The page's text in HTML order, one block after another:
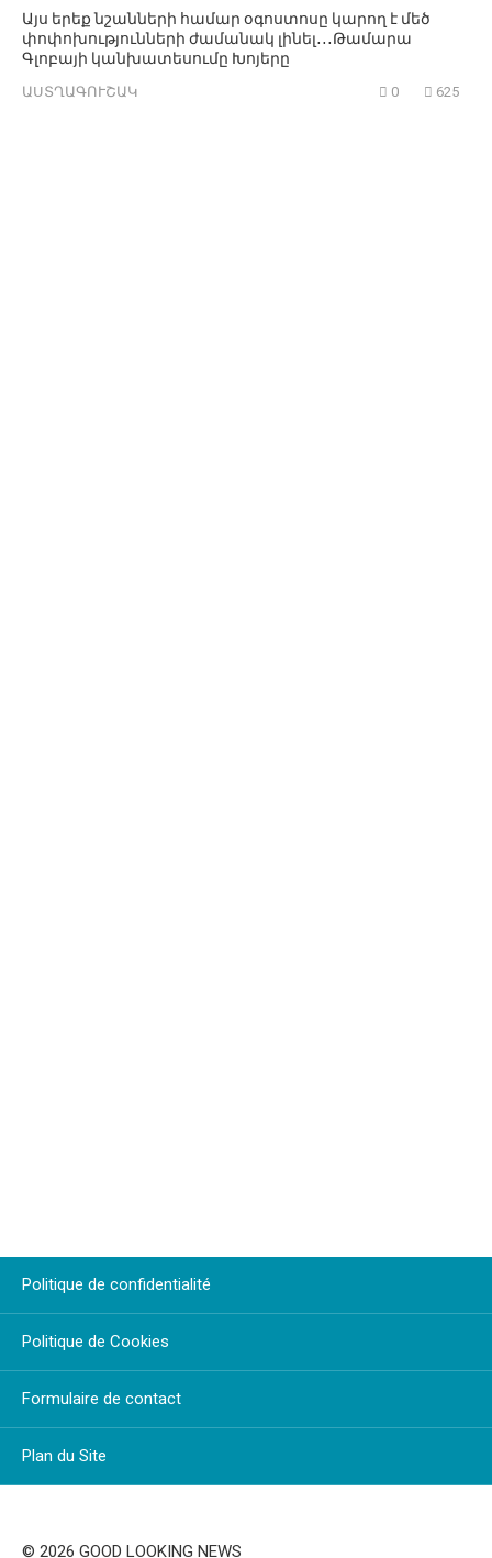
Այս երեք նշանների համար օգոստոսը կարող է մեծ
փոփոխությունների ժամանակ լինել․․․Թամարա
Գլոբայի կանխատեսումը Խոյերը
ԱՍՏՂԱԳՈՒՇԱԿ 0 625
Politique de confidentialité
Politique de Cookies
Formulaire de contact
Plan du Site
© 2026 GOOD LOOKING NEWS